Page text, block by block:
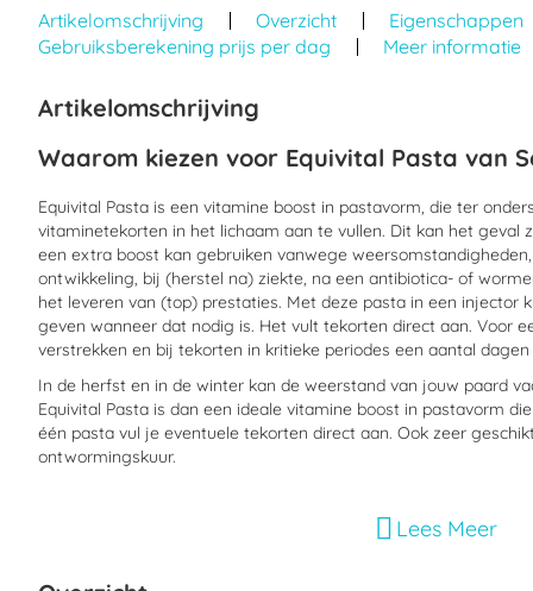
naar
het
begin
de
gallerij
Artikelomschrijving Overzicht
Eigenschappen
Gebruiksberekening prijs per dag
Meer informatie
Artikelomschrijving
Waarom kiezen voor Equivital Pasta van
Equivital Pasta is een vitamine boost in pastavorm, die ter
vitaminetekorten in het lichaam aan te vullen. Dit kan het geval
een extra boost kan gebruiken vanwege
ontwikkeling, bij (herstel na) ziekte, na een antibiotica- of
het leveren van (top) prestaties. Met deze pasta in een injector
geven wanneer dat nodig is. Het vult tekorten direct aan. Voor
verstrekken en bij tekorten in kritieke periodes een aantal dagen
In de herfst en in de winter kan de weerstand van jouw paard
Equivital Pasta is dan een ideale vitamine boost in pastavorm
één pasta vul je eventuele tekorten direct aan. Ook zeer
ontwormingskuur.
Wanneer moet Equivital Pasta gebruikt
Lees Meer